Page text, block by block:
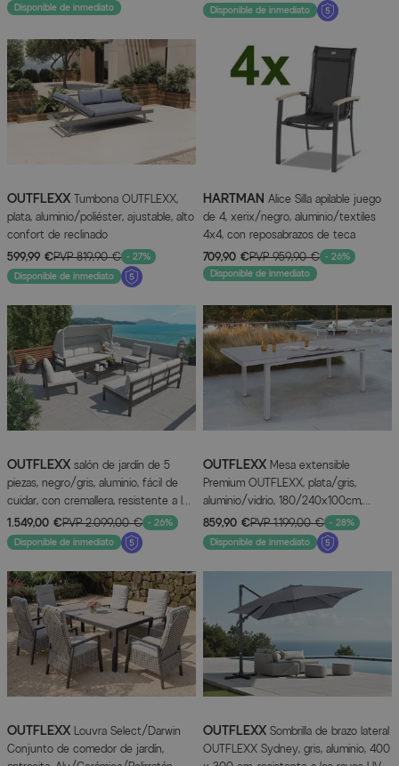
Disponible de inmediato
Disponible de inmediato
OUTFLEXX Tumbona OUTFLEXX,
plata, aluminio/poliéster, ajustable, alto
confort de reclinado
599,99 €PVP819,90 € - 27%
Disponible de inmediato
HARTMAN Alice Silla apilable juego
de 4, xerix/negro, aluminio/textiles
4x4, con reposabrazos de teca
709,90 €PVP959,90 € - 26%
Disponible de inmediato
OUTFLEXX salón de jardín de 5
piezas, negro/gris, aluminio, fácil de
cuidar, con cremallera, resistente a los
rayos UV, repelente al agua
1.549,00 €PVP2.099,00 € - 26%
Disponible de inmediato
OUTFLEXX Mesa extensible
Premium OUTFLEXX, plata/gris,
aluminio/vidrio, 180/240x100cm,
mecanismo de extensión automático
859,90 €PVP1.199,00 € - 28%
Disponible de inmediato
OUTFLEXX Louvra Select/Darwin
Conjunto de comedor de jardín,
OUTFLEXX Sombrilla de brazo lateral
OUTFLEXX Sydney, gris, aluminio, 400